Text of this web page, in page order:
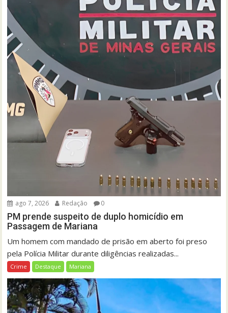
ago 7, 2026 Redação 0
PM prende suspeito de duplo homicídio em
Passagem de Mariana
Um homem com mandado de prisão em aberto foi preso
pela Polícia Militar durante diligências realizadas...
Crime Destaque Mariana